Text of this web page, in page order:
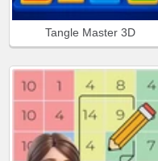
Tangle Master 3D